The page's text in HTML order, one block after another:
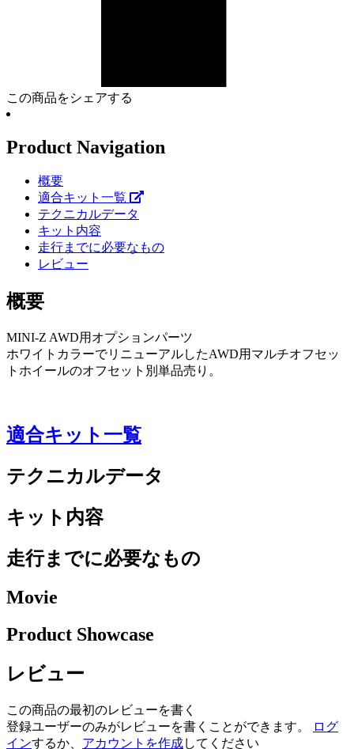
この商品をシェアする
Product Navigation
概要
適合キット一覧
テクニカルデータ
キット内容
走行までに必要なもの
レビュー
概要
MINI-Z AWD用オプションパーツ
ホワイトカラーでリニューアルしたAWD用マルチオフセッ
トホイールのオフセット別単品売り。
適合キット一覧
テクニカルデータ
キット内容
走行までに必要なもの
Movie
Product Showcase
レビュー
この商品の最初のレビューを書く
登録ユーザーのみがレビューを書くことができます。
ログ
インするか、 アカウントを作成してください